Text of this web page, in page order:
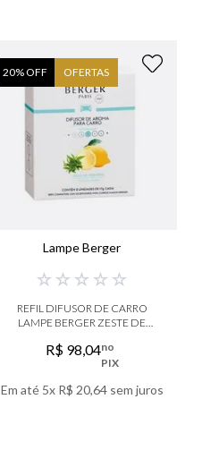
20% OFF OFERTAS
Lampe Berger
☆ ☆ ☆ ☆ ☆
REFIL DIFUSOR DE CARRO
LAMPE BERGER ZESTE DE
R$ 98,04no
PIX
Em até 5x R$ 20,64sem juros